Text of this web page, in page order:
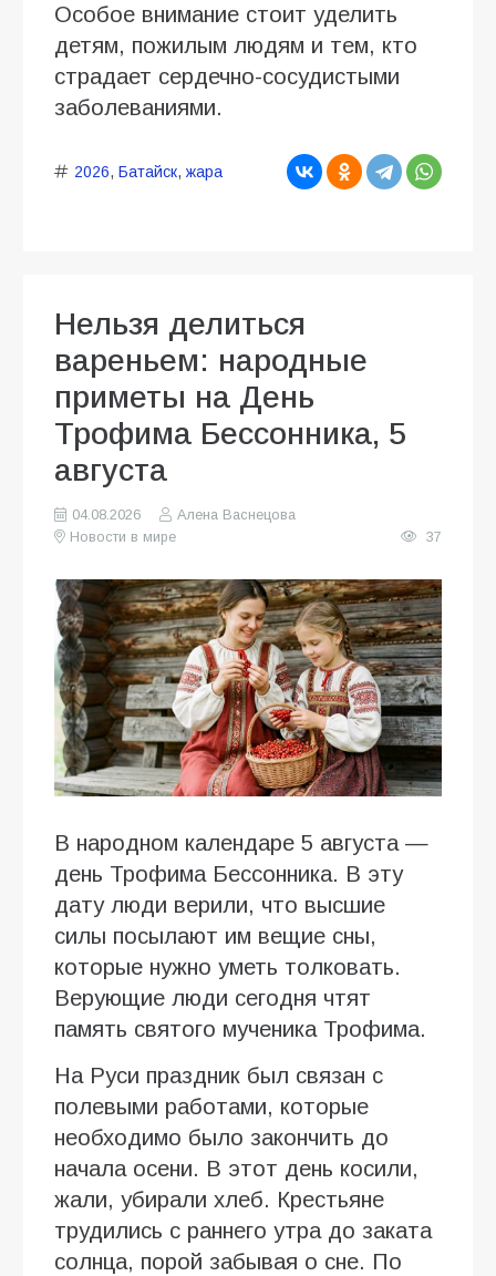
Особое внимание стоит уделить
детям, пожилым людям и тем, кто
страдает сердечно-сосудистыми
заболеваниями.
2026, Батайск, жара
Нельзя делиться
вареньем: народные
приметы на День
Трофима Бессонника, 5
августа
04.08.2026
Алена Васнецова
Новости в мире
37
В народном календаре 5 августа —
день Трофима Бессонника. В эту
дату люди верили, что высшие
силы посылают им вещие сны,
которые нужно уметь толковать.
Верующие люди сегодня чтят
память святого мученика Трофима.
На Руси праздник был связан с
полевыми работами, которые
необходимо было закончить до
начала осени. В этот день косили,
жали, убирали хлеб. Крестьяне
трудились с раннего утра до заката
солнца, порой забывая о сне. По